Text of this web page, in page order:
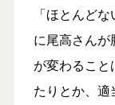
「ほとんど
に尾高さん
が変わること
たりとか、